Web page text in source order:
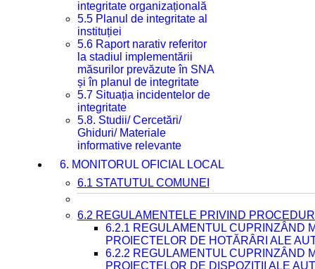
integritate organizațională
5.5 Planul de integritate al
instituției
5.6 Raport narativ referitor
la stadiul implementării
măsurilor prevăzute în SNA
și în planul de integritate
5.7 Situația incidentelor de
integritate
5.8. Studii/ Cercetări/
Ghiduri/ Materiale
informative relevante
6. MONITORUL OFICIAL LOCAL
6.1 STATUTUL COMUNEI
6.2 REGULAMENTELE PRIVIND
6.2.1 REGULAMENTUL CUPRINZÂND
PROIECTELOR DE HOTĂRÂRI ALE
6.2.2 REGULAMENTUL CUPRINZÂND
PROIECTELOR DE DISPOZIȚII ALE